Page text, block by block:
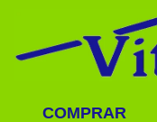
COMPRAR